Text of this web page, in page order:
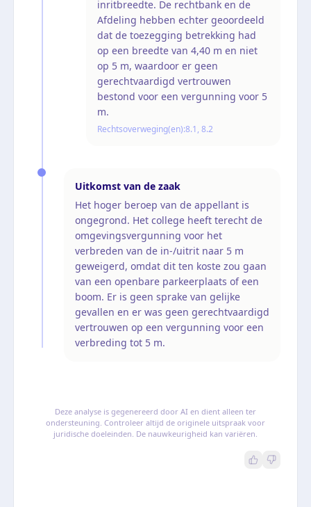
inritbreedte. De rechtbank en de
Afdeling hebben echter geoordeeld
dat de toezegging betrekking had
op een breedte van 4,40 m en niet
op 5 m, waardoor er geen
gerechtvaardigd vertrouwen
bestond voor een vergunning voor 5
m.
Rechtsoverweging(en):8.1, 8.2
Uitkomst van de zaak
Het hoger beroep van de appellant is
ongegrond. Het college heeft terecht de
omgevingsvergunning voor het
verbreden van de in-/uitrit naar 5 m
geweigerd, omdat dit ten koste zou gaan
van een openbare parkeerplaats of een
boom. Er is geen sprake van gelijke
gevallen en er was geen gerechtvaardigd
vertrouwen op een vergunning voor een
verbreding tot 5 m.
Deze analyse is gegenereerd door AI en dient alleen ter
ondersteuning. Controleer altijd de originele uitspraak voor
juridische doeleinden. De nauwkeurigheid kan variëren.